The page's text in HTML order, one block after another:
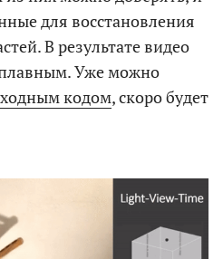
для восстановления
В результате видео
плавным. Уже можно
кодом, скоро будет